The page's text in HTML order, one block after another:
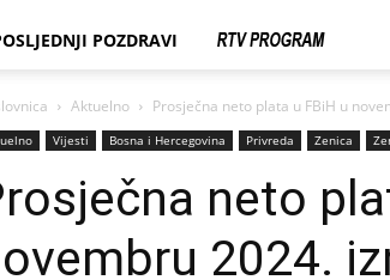
POZDRAVI
Aktuelno Prosječna neto plata u FBiH u
Vijesti Bosna i Hercegovina Privreda Zenica
neto
2024.